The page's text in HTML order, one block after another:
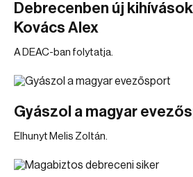
Debrecenben új
Kovács Alex
A DEAC-ban folytatja.
Gyászol a magyar
Elhunyt Melis Zoltán.